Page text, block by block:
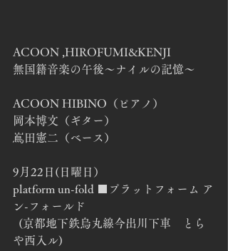
ACOON ,HIROFUMI&KENJI
無国籍音楽の午後〜ナイルの記憶〜
ACOON HIBINO（ピアノ）
岡本博文（ギター）
嶌田憲二（ベース）
9月22日(日曜日）
platform un-fold ■プラットフォーム ア
ン-フォールド
(京都地下鉄烏丸線今出川下車　とら
や西入ル)